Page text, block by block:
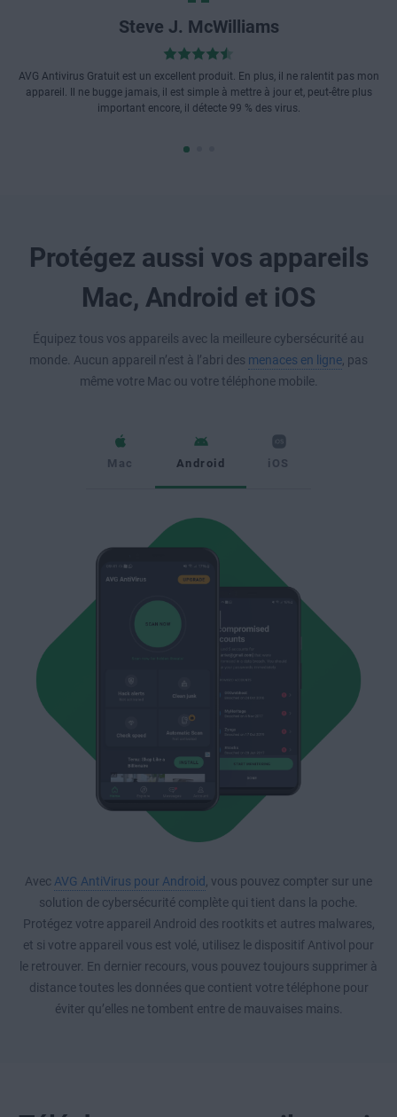
Steve J. McWilliams
AVG Antivirus Gratuit est un excellent produit. En plus, il ne ralentit pas mon
appareil. Il ne bugge jamais, il est simple à mettre à jour et, peut-être plus
important encore, il détecte 99 % des virus.
Protégez aussi vos appareils
Mac, Android et iOS
Équipez tous vos appareils avec la meilleure cybersécurité au
monde. Aucun appareil n’est à l’abri des menaces en ligne , pas
même votre Mac ou votre téléphone mobile.
Mac Android iOS
Avec AVG AntiVirus pour Android , vous pouvez compter sur une
solution de cybersécurité complète qui tient dans la poche.
Protégez votre appareil Android des rootkits et autres malwares,
et si votre appareil vous est volé, utilisez le dispositif Antivol pour
le retrouver. En dernier recours, vous pouvez toujours supprimer à
distance toutes les données que contient votre téléphone pour
éviter qu’elles ne tombent entre de mauvaises mains.